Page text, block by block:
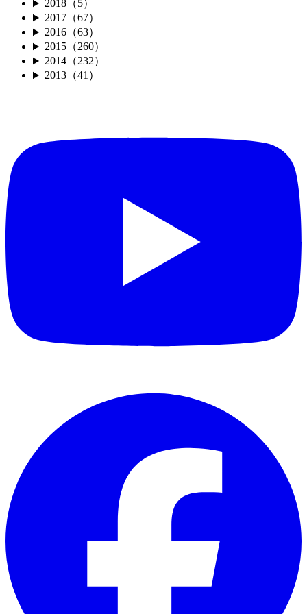
2018（5）
2017（67）
2016（63）
2015（260）
2014（232）
2013（41）